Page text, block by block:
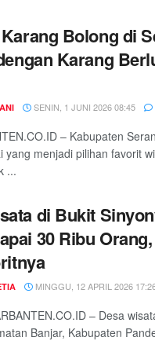
Bolong di
Karang
SENIN, 1 JUNI 2026 08:45
– Kabupaten
yang menjadi pilihan favorit
...
di Bukit
30 Ribu
MINGGU, 12 APRIL 2026
– Desa
Banjar, Kabupaten